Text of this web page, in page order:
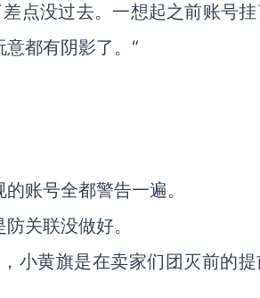
点没过去。一想起之前账号
都有阴影了。“
账号全都警告一遍。
关联没做好。
小黄旗是在卖家们团灭前的